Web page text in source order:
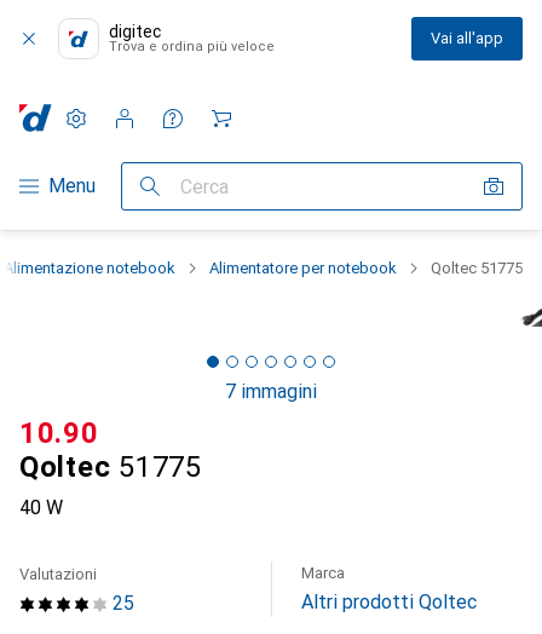
digitec
Trova e ordina più veloce Vai all'app
Categoria Navigazione
Menu Cerca
Impostazioni
Conto cliente
Liste di confronto
Liste dei desideri
Carrello
Alimentazione notebook Alimentatore per notebook Qoltec 51775
7 immagini
Qoltec 51775
40 W
CHF
10.90
25
Valutazioni Marca
Altri prodotti Qoltec